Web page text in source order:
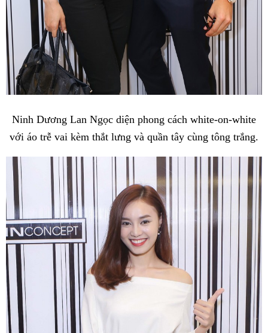
Ninh Dương Lan Ngọc diện phong cách white-on-white
với áo trễ vai kèm thắt lưng và quần tây cùng tông trắng.